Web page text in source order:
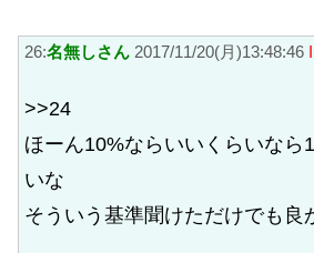
26:名無しさん 2017/11/20(月)13:48:46
>>24
ほーん10%ならいいくらいなら
いな
そういう基準聞けただけでも良